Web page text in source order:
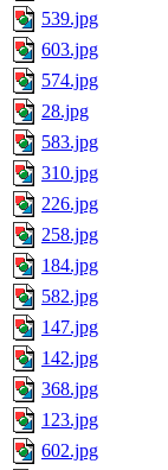
539.jpg
603.jpg
574.jpg
28.jpg
583.jpg
310.jpg
226.jpg
258.jpg
184.jpg
582.jpg
147.jpg
142.jpg
368.jpg
123.jpg
602.jpg